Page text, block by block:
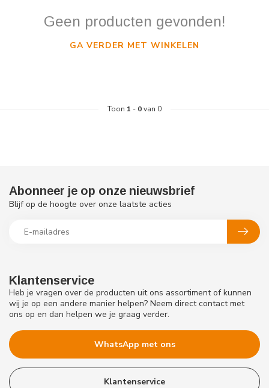
Geen producten gevonden!
GA VERDER MET WINKELEN
Toon 1 - 0van 0
Klantenservice
Heb je vragen over de producten uit ons assortiment of kunnen
wij je op een andere manier helpen? Neem direct contact met
ons op en dan helpen we je graag verder.
WhatsApp met ons
Klantenservice
Abonneer je op onze nieuwsbrief
Blijf op de hoogte over onze laatste acties